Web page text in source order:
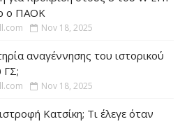
ο ΠΑΟΚ
Nov 18, 2025
αναγέννησης του ιστορικού
ΓΣ;
Nov 18, 2025
Κατσίκη; Τι έλεγε όταν